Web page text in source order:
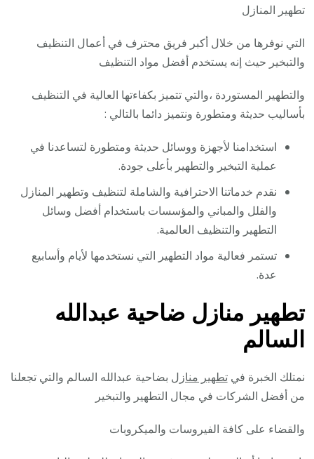
تطهير المنازل
التي نوفرها من خلال أكبر فريق محترف في أعمال التنظيف
والتبخير حيث إنه يستخدم أفضل مواد التنظيف
والتطهير المستوردة ،والتي تتميز بكفاءتها العالية في التنظيف
بأساليب حديثة ومتطورة ونتميز دائما بالتالي :
استخدامنا لأجهزة ووسائل حديثة ومتطورة لتساعدنا في
عملية التبخير والتطهير بأعلى جودة.
نقدم خدماتنا الاحترافية والشاملة لتنظيف وتطهير المنازل
والفلل والمباني والمؤسسات باستخدام أفضل وسائل
التطهير والتنظيف العالمية.
تستمر فعالية مواد التطهير التي نستخدمها لأيام وأسابيع
عدة.
تطهير منازل ضاحية عبدالله
السالم
نمتلك الخبرة فيتطهير منازل بضاحية عبدالله السالم والتي تجعلنا
من أفضل الشركات في مجال التطهير والتبخير
والقضاء على كافة الفيروسات والميكروبات